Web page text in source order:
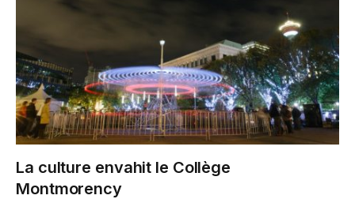
La culture envahit le Collège
Montmorency